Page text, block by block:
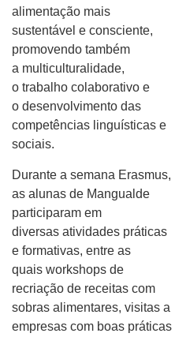
alimentação mais
sustentável e consciente,
promovendo também
a multiculturalidade,
o trabalho colaborativo e
o desenvolvimento das
competências linguísticas e
sociais.
Durante a semana Erasmus,
as alunas de Mangualde
participaram em
diversas atividades práticas
e formativas, entre as
quais workshops de
recriação de receitas com
sobras alimentares, visitas a
empresas com boas práticas